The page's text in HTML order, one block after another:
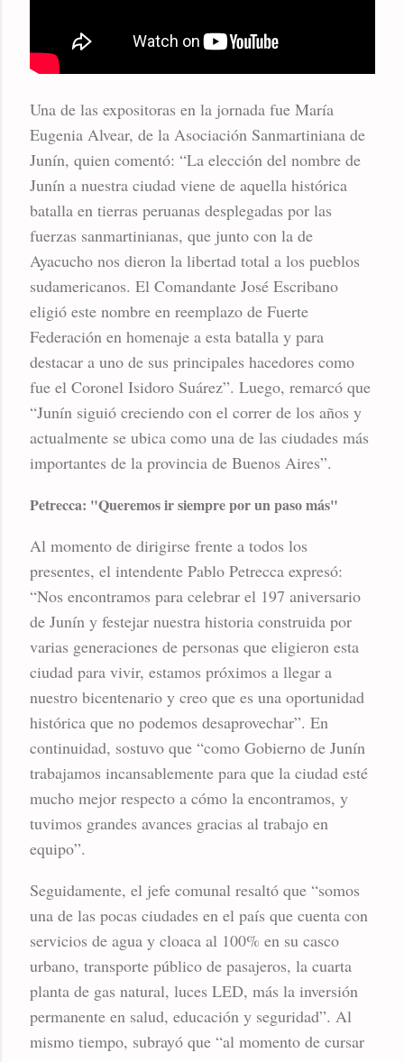
Una de las expositoras en la jornada fue María
Eugenia Alvear, de la Asociación Sanmartiniana de
Junín, quien comentó: “La elección del nombre de
Junín a nuestra ciudad viene de aquella histórica
batalla en tierras peruanas desplegadas por las
fuerzas sanmartinianas, que junto con la de
Ayacucho nos dieron la libertad total a los pueblos
sudamericanos. El Comandante José Escribano
eligió este nombre en reemplazo de Fuerte
Federación en homenaje a esta batalla y para
destacar a uno de sus principales hacedores como
fue el Coronel Isidoro Suárez”. Luego, remarcó que
“Junín siguió creciendo con el correr de los años y
actualmente se ubica como una de las ciudades más
importantes de la provincia de Buenos Aires”.
Petrecca: "Queremos ir siempre por un paso más"
Al momento de dirigirse frente a todos los
presentes, el intendente Pablo Petrecca expresó:
“Nos encontramos para celebrar el 197 aniversario
de Junín y festejar nuestra historia construida por
varias generaciones de personas que eligieron esta
ciudad para vivir, estamos próximos a llegar a
nuestro bicentenario y creo que es una oportunidad
histórica que no podemos desaprovechar”. En
continuidad, sostuvo que “como Gobierno de Junín
trabajamos incansablemente para que la ciudad esté
mucho mejor respecto a cómo la encontramos, y
tuvimos grandes avances gracias al trabajo en
equipo”.
Seguidamente, el jefe comunal resaltó que “somos
una de las pocas ciudades en el país que cuenta con
servicios de agua y cloaca al 100% en su casco
urbano, transporte público de pasajeros, la cuarta
planta de gas natural, luces LED, más la inversión
permanente en salud, educación y seguridad”. Al
mismo tiempo, subrayó que “al momento de cursar